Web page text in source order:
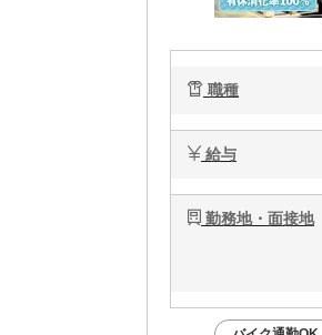
職種
給与
勤務地・面接地